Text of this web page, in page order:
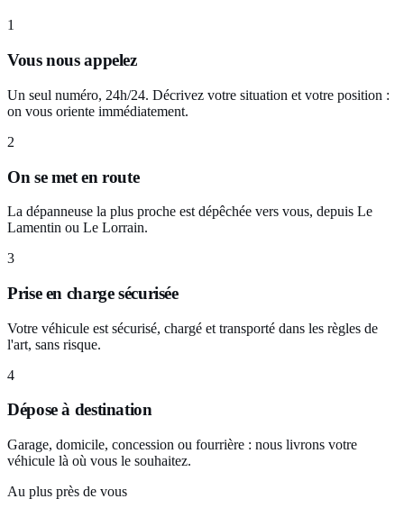
1
Vous nous appelez
Un seul numéro, 24h/24. Décrivez votre situation et votre position :
on vous oriente immédiatement.
2
On se met en route
La dépanneuse la plus proche est dépêchée vers vous, depuis Le
Lamentin ou Le Lorrain.
3
Prise en charge sécurisée
Votre véhicule est sécurisé, chargé et transporté dans les règles de
l'art, sans risque.
4
Dépose à destination
Garage, domicile, concession ou fourrière : nous livrons votre
véhicule là où vous le souhaitez.
Au plus près de vous